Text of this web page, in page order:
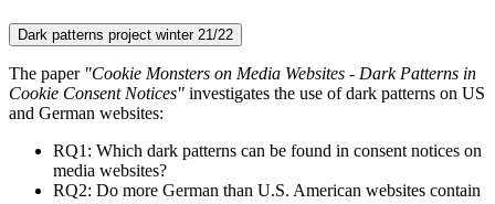
Dark patterns project winter 21/22
The paper "Cookie Monsters on Media Websites - Dark Patterns in
Cookie Consent Notices" investigates the use of dark patterns on US
and German websites:
RQ1: Which dark patterns can be found in consent notices on
media websites?
RQ2: Do more German than U.S. American websites contain